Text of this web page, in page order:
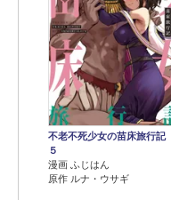
不老不死少女の苗床旅行記
５
漫画 ふじはん
原作 ルナ・ウサギ